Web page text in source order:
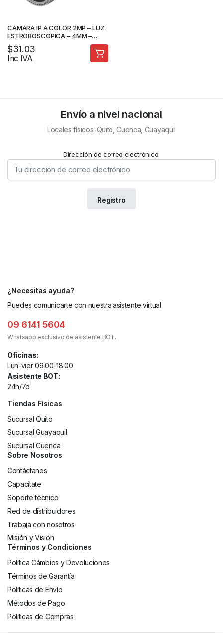
CAMARA IP A COLOR 2MP – LUZ
ESTROBOSCOPICA – 4MM –
AUDIO DOBLE VIA – IR 20M –
SLOT SD – MARCA EZVIZ
$31.03
Inc IVA
Envío a nivel nacional
Locales físicos: Quito, Cuenca, Guayaquil
Dirección de correo electrónico:
¿Necesitas ayuda?
Puedes comunicarte con nuestra asistente virtual
09 6141 5604
Whatsapp exclusivo de asistente BOT.
Oficinas:
Lun-vier 09:00-18:00
Asistente BOT:
24h/7d
Tiendas Físicas
Sucursal Quito
Sucursal Guayaquil
Sucursal Cuenca
Sobre Nosotros
Contáctanos
Capacítate
Soporte técnico
Red de distribuidores
Trabaja con nosotros
Misión y Visión
Términos y Condiciones
Política Cámbios y Devoluciones
Términos de Garantía
Políticas de Envío
Métodos de Pago
Políticas de Compras